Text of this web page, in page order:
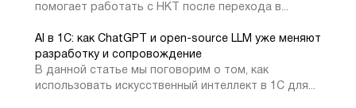
помогает работать с НКТ после перехода в...
AI в 1С: как ChatGPT и open-source LLM уже меняют
разработку и сопровождение
В данной статье мы поговорим о том, как
использовать искусственный интеллект в 1С для...